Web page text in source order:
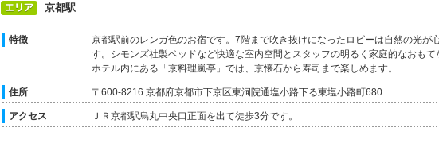
京都駅
特徴
京都駅前のレンガ色のお宿です。7階まで吹き抜けになったロビーは自然の光が
す。シモンズ社製ベッドなど快適な室内空間とスタッフの明るく家庭的なおもて
ホテル内にある「京料理嵐亭」では、京懐石から寿司まで楽しめます。
住所 〒600-8216 京都府京都市下京区東洞院通塩小路下る東塩小路町680
アクセス ＪＲ京都駅烏丸中央口正面を出て徒歩3分です。